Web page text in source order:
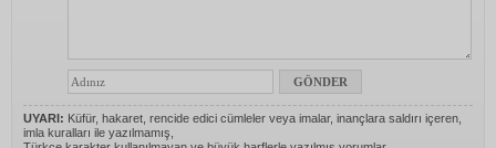
UYARI: Küfür, hakaret, rencide edici cümleler veya imalar, inançlara saldırı içeren,
imla kuralları ile yazılmamış,